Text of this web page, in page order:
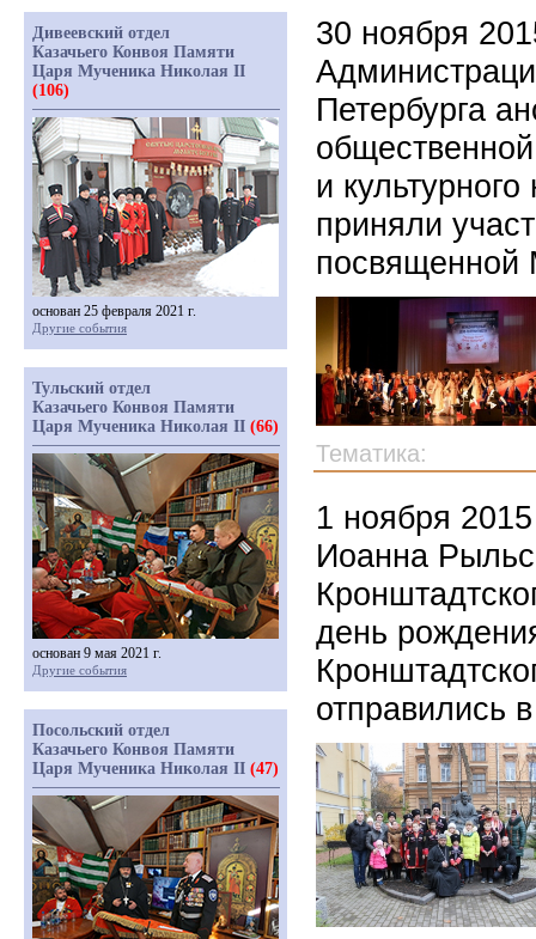
30 ноября
Петербурга
и
приняли
посвященной
Тематика:
1 ноября
Иоанна
день
отправились
Дивеевский отдел
Казачьего Конвоя Памяти
Царя Мученика Николая II
(106)
основан 25 февраля 2021 г.
Другие события
Тульский отдел
Казачьего Конвоя Памяти
Царя Мученика Николая II (66)
основан 9 мая 2021 г.
Другие события
Посольский отдел
Казачьего Конвоя Памяти
Царя Мученика Николая II (47)